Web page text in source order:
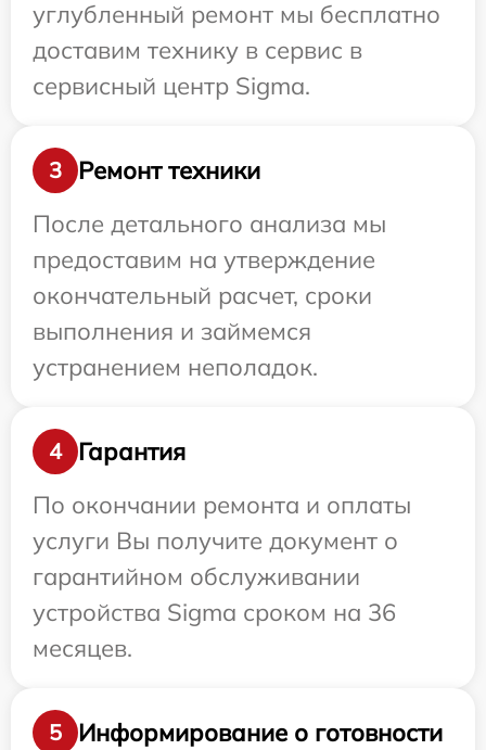
углубленный ремонт мы бесплатно
доставим технику в сервис в
сервисный центр Sigma.
3
Ремонт техники
После детального анализа мы
предоставим на утверждение
окончательный расчет, сроки
выполнения и займемся
устранением неполадок.
4
Гарантия
По окончании ремонта и оплаты
услуги Вы получите документ о
гарантийном обслуживании
устройства Sigma сроком на 36
месяцев.
5
Информирование о готовности